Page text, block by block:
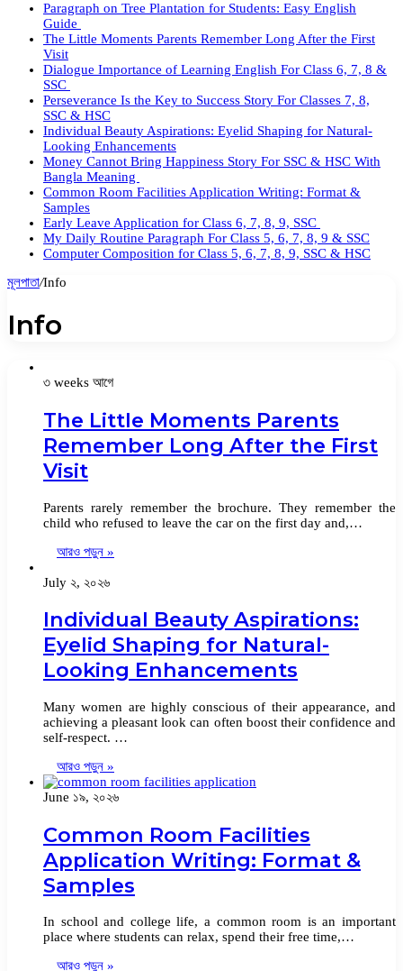
Paragraph on Tree Plantation for Students: Easy English
Guide
The Little Moments Parents Remember Long After the First
Visit
Dialogue Importance of Learning English For Class 6, 7, 8 &
SSC
Perseverance Is the Key to Success Story For Classes 7, 8,
SSC & HSC
Individual Beauty Aspirations: Eyelid Shaping for Natural-
Looking Enhancements
Money Cannot Bring Happiness Story For SSC & HSC With
Bangla Meaning
Common Room Facilities Application Writing: Format &
Samples
Early Leave Application for Class 6, 7, 8, 9, SSC
My Daily Routine Paragraph For Class 5, 6, 7, 8, 9 & SSC
Computer Composition for Class 5, 6, 7, 8, 9, SSC & HSC
মূলপাতা/Info
Info
৩ weeks আগে
The Little Moments Parents
Remember Long After the First
Visit
Parents rarely remember the brochure. They remember the
child who refused to leave the car on the first day and,…
আরও পড়ুন »
July ২, ২০২৬
Individual Beauty Aspirations:
Eyelid Shaping for Natural-
Looking Enhancements
Many women are highly conscious of their appearance, and
achieving a pleasant look can often boost their confidence and
self-respect. …
আরও পড়ুন »
June ১৯, ২০২৬
Common Room Facilities
Application Writing: Format &
Samples
In school and college life, a common room is an important
place where students can relax, spend their free time,…
আরও পড়ুন »